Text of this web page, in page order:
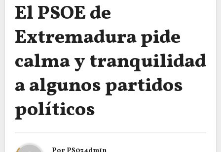
El PSOE de
Extremadura pide
calma y tranquilidad
a algunos partidos
políticos